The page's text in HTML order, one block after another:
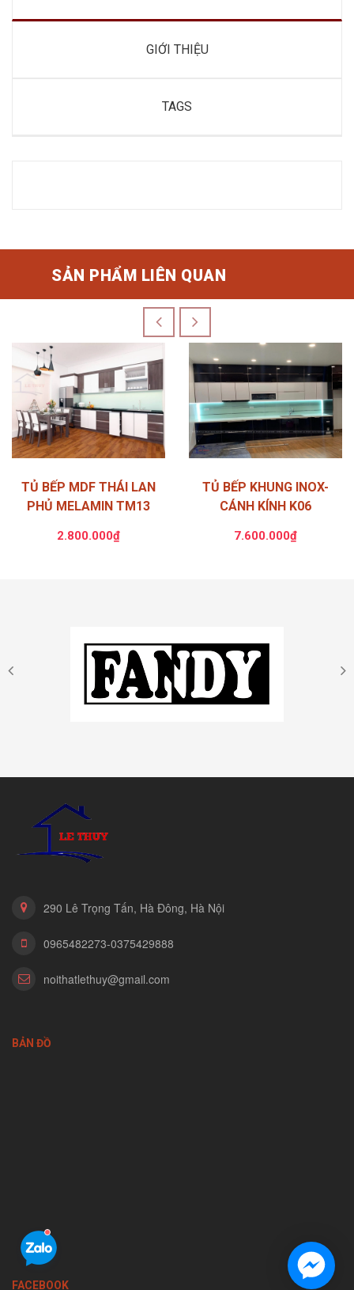
GIỚI THIỆU
TAGS
SẢN PHẨM LIÊN QUAN
TỦ BẾP MDF THÁI LAN
PHỦ MELAMIN TM13
2.800.000₫
TỦ BẾP KHUNG INOX-
CÁNH KÍNH K06
7.600.000₫
290 Lê Trọng Tấn, Hà Đông, Hà Nội
0965482273-0375429888
noithatlethuy@gmail.com
BẢN ĐỒ
FACEBOOK